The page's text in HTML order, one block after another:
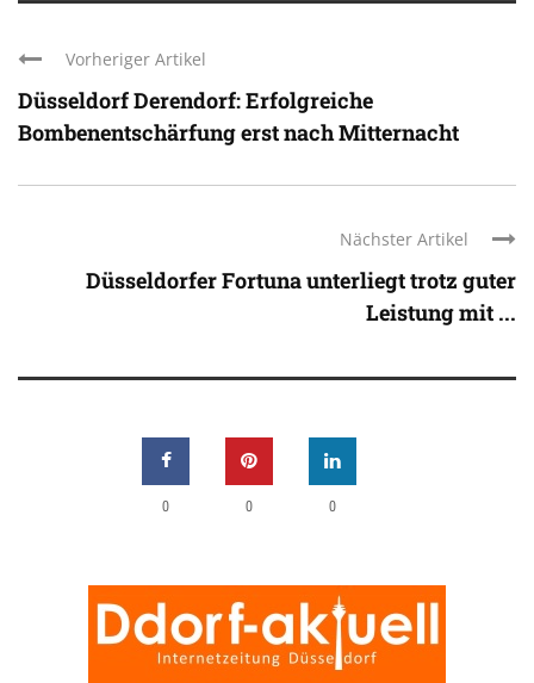
Vorheriger Artikel
Düsseldorf Derendorf: Erfolgreiche
Bombenentschärfung erst nach Mitternacht
Nächster Artikel
Düsseldorfer Fortuna unterliegt trotz guter
Leistung mit ...
0 0 0